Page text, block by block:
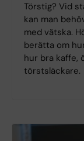
Törstig? Vid
kan man
med vätska.
berätta om
hur bra kaffe,
törstsläckare.